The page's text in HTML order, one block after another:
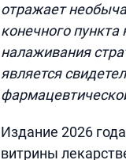
отражает
конечного
налаживания
является
Издание 2026
витрины